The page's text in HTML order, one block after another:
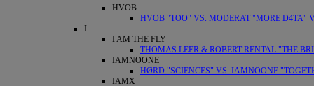
HVOB
HVOB "TOO" VS. MODERAT "MORE D4TA"
I
I AM THE FLY
THOMAS LEER & ROBERT RENTAL "THE
IAMNOONE
HØRD "SCIENCES" VS. IAMNOONE
IAMX